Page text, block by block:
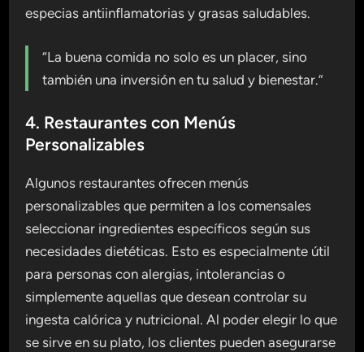
especias antiinflamatorias y grasas saludables.
“La buena comida no solo es un placer, sino
también una inversión en tu salud y bienestar.”
4. Restaurantes con Menús
Personalizables
Algunos restaurantes ofrecen menús
personalizables que permiten a los comensales
seleccionar ingredientes específicos según sus
necesidades dietéticas. Esto es especialmente útil
para personas con alergias, intolerancias o
simplemente aquellas que desean controlar su
ingesta calórica y nutricional. Al poder elegir lo que
se sirve en su plato, los clientes pueden asegurarse